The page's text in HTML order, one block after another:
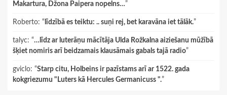
Makartura, Džona Paipera nopelns…”
Roberto: “ līdzībā es teiktu: .. suņi rej, bet karavāna iet tālāk.”
talyc: “…līdz ar luterāņu mācītāja Ulda Rožkalna aiziešanu mūžībā
šķiet nomiris arī beidzamais klausāmais gabals tajā radio”
gviclo: “Starp citu, Holbeins ir pazīstams arī ar 1522. gada
kokgriezumu "Luters kā Hercules Germanicuss ".”